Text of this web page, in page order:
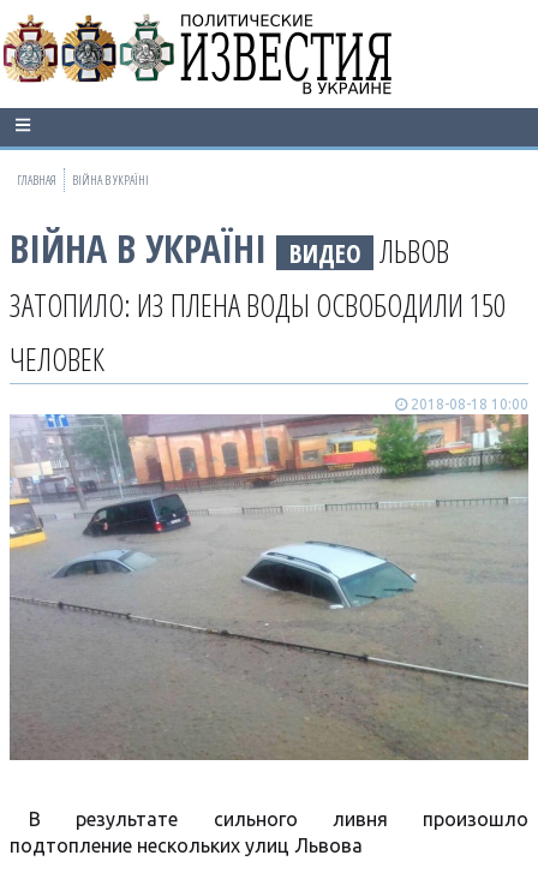
ГЛАВНАЯ ВІЙНА В УКРАЇНІ
ВІЙНА В УКРАЇНІ ВИДЕО ЛЬВОВ
ЗАТОПИЛО: ИЗ ПЛЕНА ВОДЫ ОСВОБОДИЛИ 150
ЧЕЛОВЕК
2018-08-18 10:00
В результате сильного ливня произошло
подтопление нескольких улиц Львова